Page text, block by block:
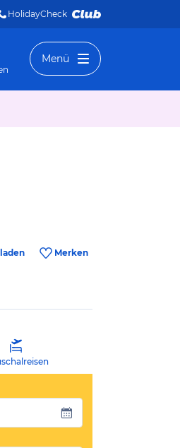
HolidayCheck
Menü
Merken